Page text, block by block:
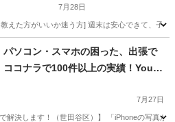
7月28日
えた方がいいか迷う方] 週末は安心できて、子
パソコン
パソコン・スマホの困った、出張で
ココナラで100件以上の実績！YouT
7月27日
で解決します！（世田谷区）】 「iPhoneの写真